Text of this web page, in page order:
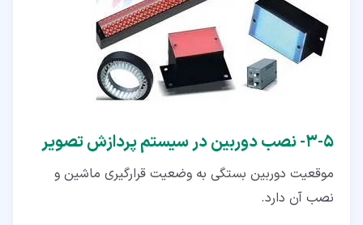
۵‏-‏۳‏- نصب دوربین در سیستم پردازش تصویر
موقعیت دوربین بستگی به وضعیت قرارگیری ماشین و
نصب آن دارد.